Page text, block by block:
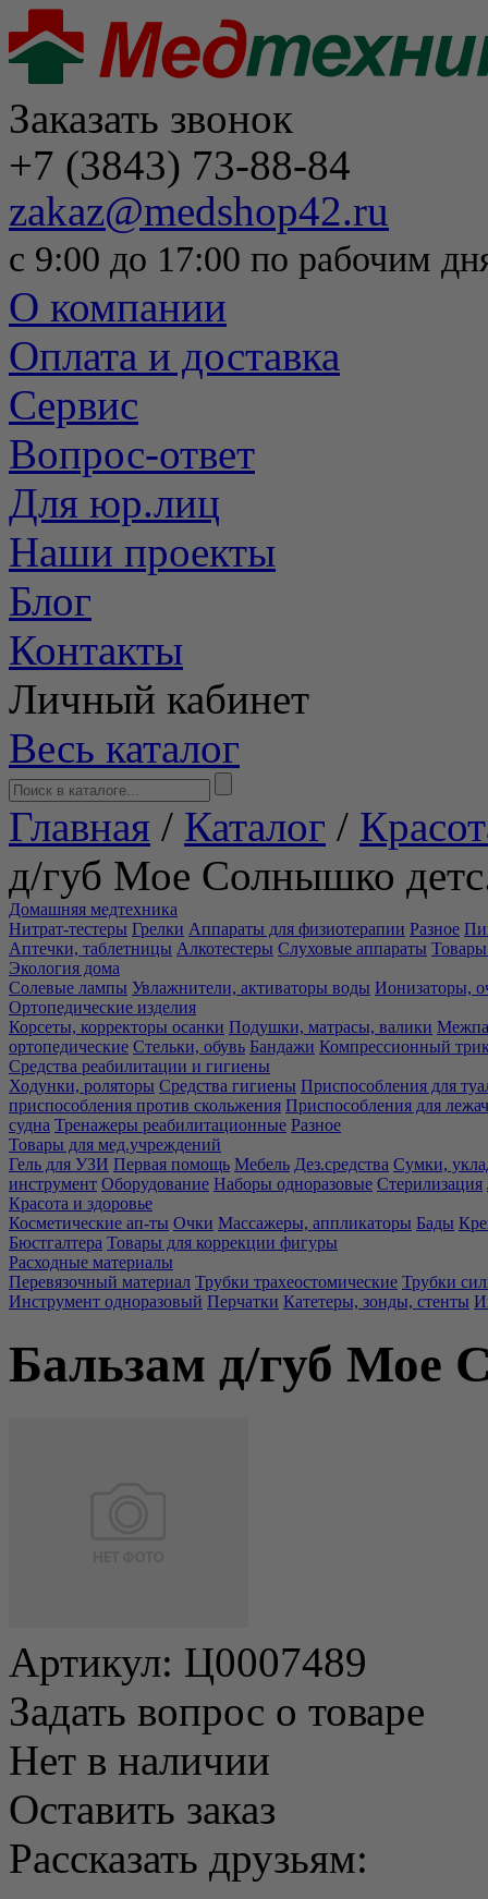
Заказать звонок
+7 (3843) 73-88-84
zakaz@medshop42.ru
с 9:00 до 17:00 по рабочим
О компании
Оплата и доставка
Сервис
Вопрос-ответ
Для юр.лиц
Наши проекты
Блог
Контакты
Личный кабинет
Весь каталог
Главная / Каталог /
д/губ Мое Солнышко
Домашняя медтехника
Нитрат-тестеры Грелки Аппараты для физиотерапии Разное
Аптечки, таблетницы Алкотестеры Слуховые аппараты Товары
Экология дома
Солевые лампы Увлажнители, активаторы воды Ионизаторы,
Ортопедические изделия
Корсеты, корректоры осанки Подушки, матрасы, валики
ортопедические Стельки, обувь Бандажи Компрессионный
Средства реабилитации и гигиены
Ходунки, роляторы Средства гигиены Приспособления для
приспособления против скольжения Приспособления для
судна Тренажеры реабилитационные Разное
Товары для мед.учреждений
Гель для УЗИ Первая помощь Мебель Дез.средства Сумки,
инструмент Оборудование Наборы одноразовые Стерилизация
Красота и здоровье
Косметические ап-ты Очки Массажеры, аппликаторы Бады
Бюстгалтера Товары для коррекции фигуры
Расходные материалы
Перевязочный материал Трубки трахеостомические Трубки
Инструмент одноразовый Перчатки Катетеры, зонды, стенты
Бальзам д/губ Мое
Артикул: Ц0007489
Задать вопрос о товаре
Нет в наличии
Оставить заказ
Рассказать друзьям: